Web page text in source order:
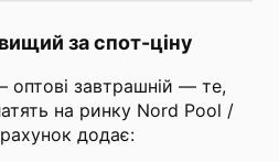
за спот-ціну
оптові завтрашній — те,
на ринку Nord Pool /
додає: